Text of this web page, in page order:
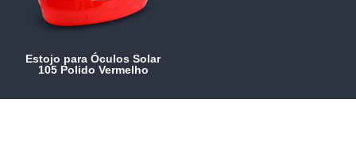
Estojo para Óculos Solar
105 Polido Vermelho